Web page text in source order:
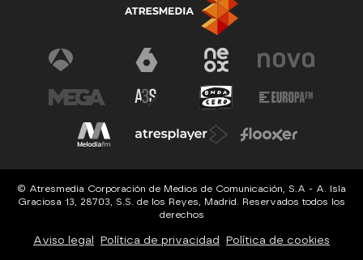
© Atresmedia Corporación de Medios de Comunicación, S.A - A. Isla
Graciosa 13, 28703, S.S. de los Reyes, Madrid. Reservados todos los
derechos
Aviso legal Política de privacidad Política de cookies